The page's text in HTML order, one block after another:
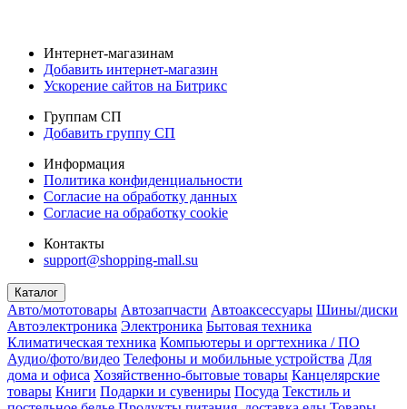
Интернет-магазинам
Добавить интернет-магазин
Ускорение сайтов на Битрикс
Группам СП
Добавить группу СП
Информация
Политика конфиденциальности
Согласие на обработку данных
Согласие на обработку cookie
Контакты
support@shopping-mall.su
Каталог
Авто/мототовары Автозапчасти Автоаксессуары Шины/диски
Автоэлектроника Электроника Бытовая техника
Климатическая техника Компьютеры и оргтехника / ПО
Аудио/фото/видео Телефоны и мобильные устройства Для
дома и офиса Хозяйственно-бытовые товары Канцелярские
товары Книги Подарки и сувениры Посуда Текстиль и